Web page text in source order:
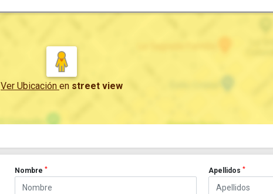
Ver Ubicación en street view
Nombre* Apellidos *